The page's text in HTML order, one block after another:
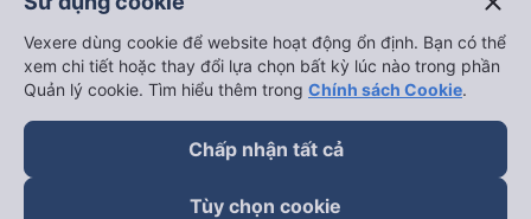
Vexere dùng cookie để website hoạt động ổn định. Bạn có thể
xem chi tiết hoặc thay đổi lựa chọn bất kỳ lúc nào trong phần
Quản lý cookie. Tìm hiểu thêm trong Chính sách Cookie.
Chấp nhận tất cả
Tùy chọn cookie